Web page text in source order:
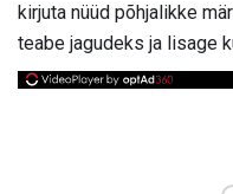
kirjuta nüüd põhjalikke
teabe jagudeks ja lisage